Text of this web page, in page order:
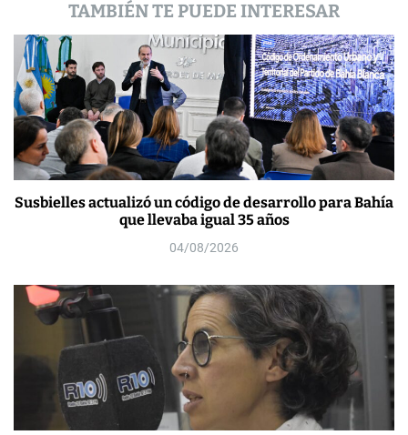
TAMBIÉN TE PUEDE INTERESAR
Susbielles actualizó un código de desarrollo para Bahía
que llevaba igual 35 años
04/08/2026